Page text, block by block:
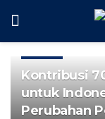
Kontribusi
untuk
Perubahan